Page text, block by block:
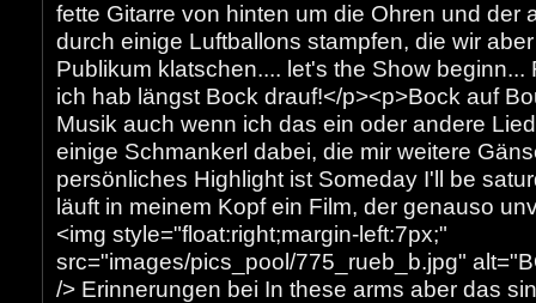
fette Gitarre von hinten um die Ohren und der
durch einige Luftballons stampfen, die wir
Publikum klatschen.... let's the Show
ich hab längst Bock drauf!</p><p>Bock auf
Musik auch wenn ich das ein oder andere
einige Schmankerl dabei, die mir weitere
persönliches Highlight ist Someday I'll be
läuft in meinem Kopf ein Film, der genauso
<img style="float:right;margin-left:7px;"
src="images/pics_pool/775_rueb_b.jpg"
/> Erinnerungen bei In these arms aber das